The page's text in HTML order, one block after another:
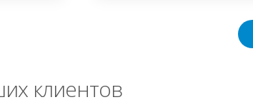
клиентов